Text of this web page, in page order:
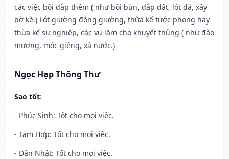
các việc bồi đắp thêm ( như bồi bùn, đắp đất, lót đá, xây
bờ kè.) Lót giường đóng giường, thừa kế tước phong hay
thừa kế sự nghiệp, các vụ làm cho khuyết thủng ( như đào
mương, móc giếng, xả nước.)
Ngọc Hạp Thông Thư
Sao tốt:
- Phúc Sinh: Tốt cho mọi việc.
- Tam Hợp: Tốt cho mọi việc.
- Dân Nhật: Tốt cho mọi việc.